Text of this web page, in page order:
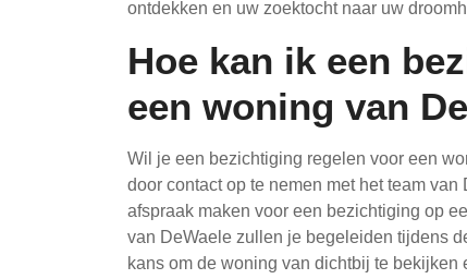
ontdekken en uw zoektocht naar uw
Hoe kan ik een
een woning van
Wil je een bezichtiging regelen voor een
door contact op te nemen met het team
afspraak maken voor een bezichtiging op
van DeWaele zullen je begeleiden tijdens
kans om de woning van dichtbij te